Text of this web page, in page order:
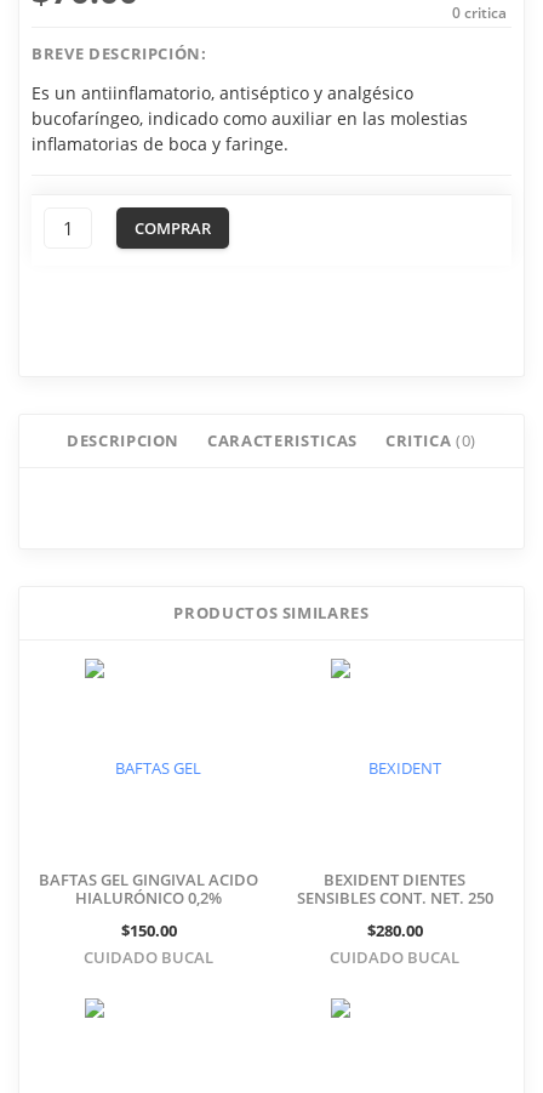
0critica
BREVE DESCRIPCIÓN:
Es un antiinflamatorio, antiséptico y analgésico
bucofaríngeo, indicado como auxiliar en las molestias
inflamatorias de boca y faringe.
COMPRAR
DESCRIPCION CARACTERISTICAS CRITICA(0)
PRODUCTOS SIMILARES
BAFTAS GEL GINGIVAL ACIDO
HIALURÓNICO 0,2%
$150.00
CUIDADO BUCAL
BEXIDENT DIENTES
SENSIBLES CONT. NET. 250
$280.00
CUIDADO BUCAL